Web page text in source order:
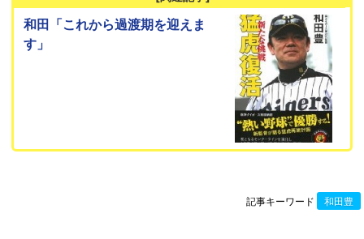
和田「これから過渡期を迎えま
す」
記事キーワード 和田豊